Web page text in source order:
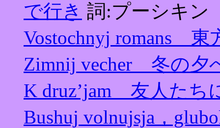
で行き 詞:プーシキン
Vostochnyj romans 東
Zimnij vecher 冬の夕
K druz’jam 友人たち
Bushuj volnujsja，